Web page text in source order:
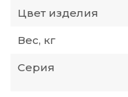
Цвет изделия
Вес, кг
Серия